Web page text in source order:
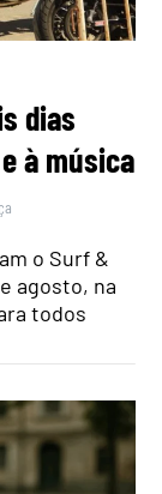
dias
à música
o Surf &
agosto, na
todos